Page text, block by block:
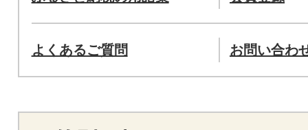
よくあるご質問 お問い合わ